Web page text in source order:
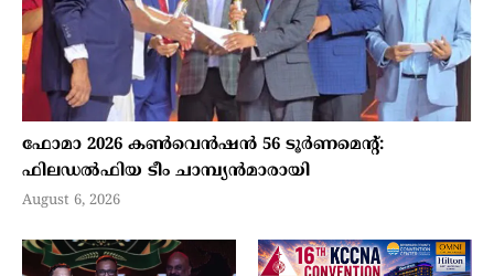
ഫോമാ 2026 കണ്‍വെന്‍ഷന്‍ 56 ടൂര്‍ണമെന്റ്:
ഫിലഡല്‍ഫിയ ടീം ചാമ്പ്യന്‍മാരായി
August 6, 2026